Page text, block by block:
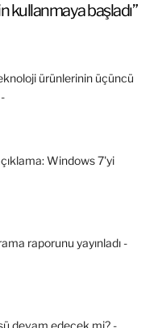
kullanmaya başladı”
ürünlerinin üçüncü
Windows 7'yi
raporunu yayınladı -
devam edecek mi? -